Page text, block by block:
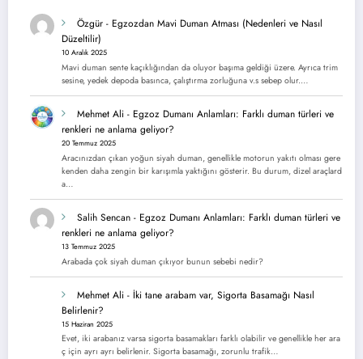
Özgür - Egzozdan Mavi Duman Atması (Nedenleri ve Nasıl
Düzeltilir)
10 Aralık 2025
Mavi duman sente kaçıklığından da oluyor başıma geldiği üzere. Ayrıca trim
sesine, yedek depoda basınca, çalıştırma zorluğuna v.s sebep olur.…
Mehmet Ali - Egzoz Dumanı Anlamları: Farklı duman türleri ve
renkleri ne anlama geliyor?
20 Temmuz 2025
Aracınızdan çıkan yoğun siyah duman, genellikle motorun yakıtı olması gere
kenden daha zengin bir karışımla yaktığını gösterir. Bu durum, dizel araçlard
a…
Salih Sencan - Egzoz Dumanı Anlamları: Farklı duman türleri ve
renkleri ne anlama geliyor?
13 Temmuz 2025
Arabada çok siyah duman çıkıyor bunun sebebi nedir?
Mehmet Ali - İki tane arabam var, Sigorta Basamağı Nasıl
Belirlenir?
15 Haziran 2025
Evet, iki arabanız varsa sigorta basamakları farklı olabilir ve genellikle her ara
ç için ayrı ayrı belirlenir. Sigorta basamağı, zorunlu trafik…